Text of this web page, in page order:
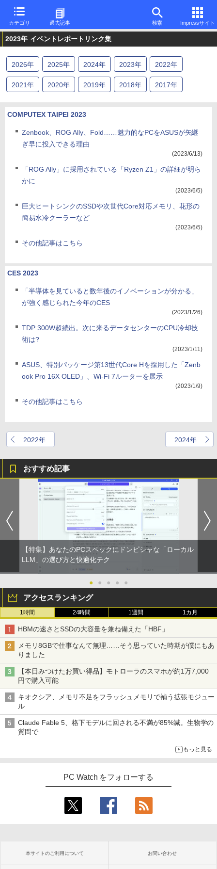
カテゴリ 過去記事 検索 Impressサイト
2023年 イベントレポートリンク集
2026年 2025年 2024年 2023年 2022年
2021年 2020年 2019年 2018年 2017年
COMPUTEX TAIPEI 2023
Zenbook、ROG Ally、Fold……魅力的なPCをASUSが矢継
ぎ早に投入できる理由
(2023/6/13)
「ROG Ally」に採用されている「Ryzen Z1」の詳細が明ら
かに
(2023/6/5)
巨大ヒートシンクのSSDや次世代Core対応メモリ、花形の
簡易水冷クーラーなど
(2023/6/5)
その他記事はこちら
CES 2023
「半導体を見ていると数年後のイノベーションが分かる」
が強く感じられた今年のCES
(2023/1/26)
TDP 300W超続出。次に来るデータセンターのCPU冷却技
術は?
(2023/1/11)
ASUS、特別パッケージ第13世代Core Hを採用した「Zenb
ook Pro 16X OLED」、Wi-Fi 7ルーターを展示
(2023/1/9)
その他記事はこちら
2022年 2024年
おすすめ記事
【特集】あなたのPCスペックにドンピシャな「ローカル
LLM」の選び方と快適化テク
● ● ● ● ●
アクセスランキング
1時間 24時間 1週間 1カ月
HBMの速さとSSDの大容量を兼ね備えた「HBF」
メモリ8GBで仕事なんて無理……そう思っていた時期が僕にもあ
りました
【本日みつけたお買い得品】モトローラのスマホが約1万7,000
円で購入可能
キオクシア、メモリ不足をフラッシュメモリで補う拡張モジュー
ル
Claude Fable 5、格下モデルに回される不満が85%減。生物学の
質問で
もっと見る
PC Watch をフォローする
本サイトのご利用について お問い合わせ